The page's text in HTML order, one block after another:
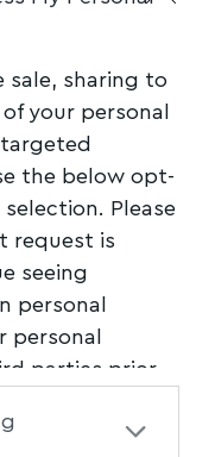
sale, sharing to
your personal
the below opt-
Please
request is
seeing
personal
personal
parties prior
personal